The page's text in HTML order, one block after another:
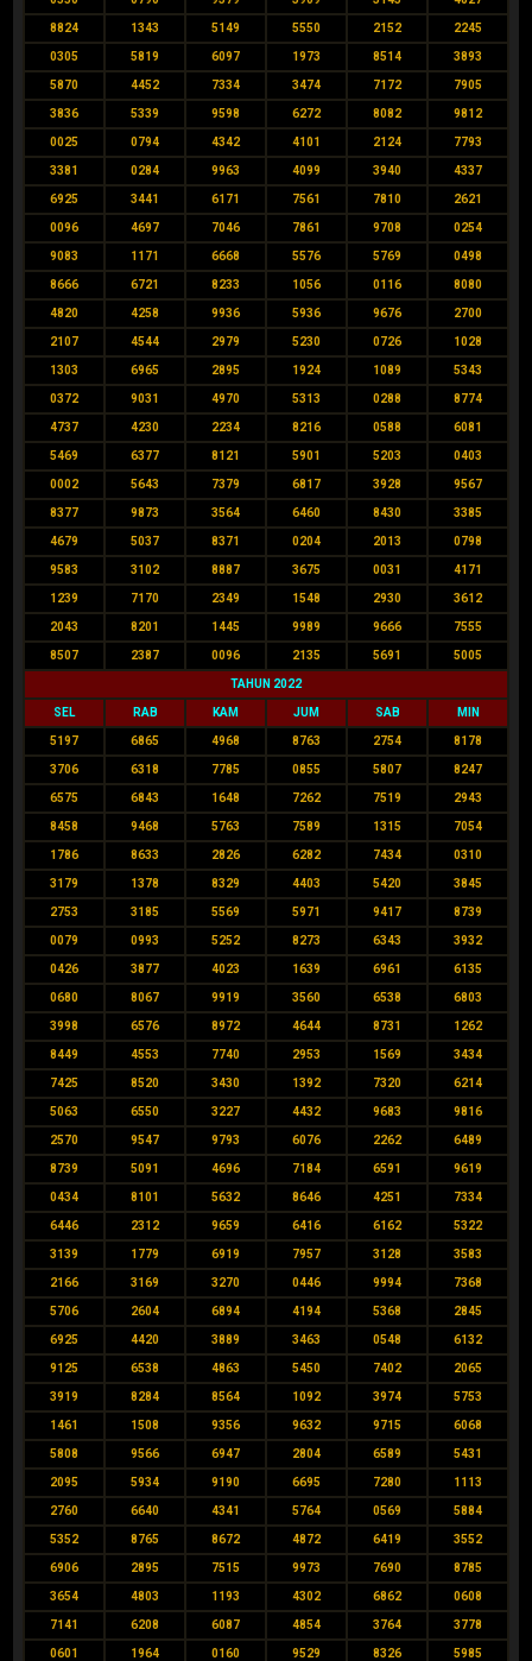
8824 1343 5149 5550 2152 2245
0305 5819 6097 1973 8514 3893
5870 4452 7334 3474 7172 7905
3836 5339 9598 6272 8082 9812
0025 0794 4342 4101 2124 7793
3381 0284 9963 4099 3940 4337
6925 3441 6171 7561 7810 2621
0096 4697 7046 7861 9708 0254
9083 1171 6668 5576 5769 0498
8666 6721 8233 1056 0116 8080
4820 4258 9936 5936 9676 2700
2107 4544 2979 5230 0726 1028
1303 6965 2895 1924 1089 5343
0372 9031 4970 5313 0288 8774
4737 4230 2234 8216 0588 6081
5469 6377 8121 5901 5203 0403
0002 5643 7379 6817 3928 9567
8377 9873 3564 6460 8430 3385
4679 5037 8371 0204 2013 0798
9583 3102 8887 3675 0031 4171
1239 7170 2349 1548 2930 3612
2043 8201 1445 9989 9666 7555
8507 2387 0096 2135 5691 5005
TAHUN 2022
SEL RAB KAM JUM SAB MIN
5197 6865 4968 8763 2754 8178
3706 6318 7785 0855 5807 8247
6575 6843 1648 7262 7519 2943
8458 9468 5763 7589 1315 7054
1786 8633 2826 6282 7434 0310
3179 1378 8329 4403 5420 3845
2753 3185 5569 5971 9417 8739
0079 0993 5252 8273 6343 3932
0426 3877 4023 1639 6961 6135
0680 8067 9919 3560 6538 6803
3998 6576 8972 4644 8731 1262
8449 4553 7740 2953 1569 3434
7425 8520 3430 1392 7320 6214
5063 6550 3227 4432 9683 9816
2570 9547 9793 6076 2262 6489
8739 5091 4696 7184 6591 9619
0434 8101 5632 8646 4251 7334
6446 2312 9659 6416 6162 5322
3139 1779 6919 7957 3128 3583
2166 3169 3270 0446 9994 7368
5706 2604 6894 4194 5368 2845
6925 4420 3889 3463 0548 6132
9125 6538 4863 5450 7402 2065
3919 8284 8564 1092 3974 5753
1461 1508 9356 9632 9715 6068
5808 9566 6947 2804 6589 5431
2095 5934 9190 6695 7280 1113
2760 6640 4341 5764 0569 5884
5352 8765 8672 4872 6419 3552
6906 2895 7515 9973 7690 8785
3654 4803 1193 4302 6862 0608
7141 6208 6087 4854 3764 3778
0601 1964 0160 9529 8326 5985